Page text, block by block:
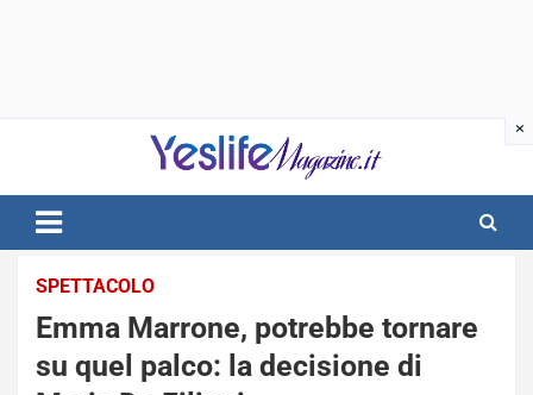
notizie di intrattenimento
SPETTACOLO
Emma Marrone, potrebbe tornare
su quel palco: la decisione di